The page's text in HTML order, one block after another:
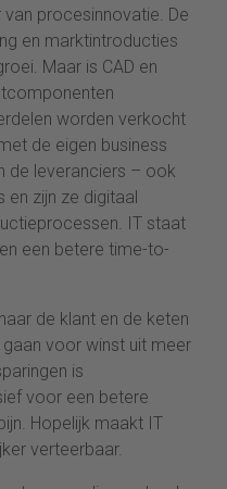
procesinnovatie. De
en marktintroducties
Maar is CAD en
worden verkocht
de eigen business
de leveranciers – ook
en zijn ze digitaal
IT staat
een betere time-to-
de klant en de keten
voor winst uit meer
is
voor een betere
Hopelijk maakt IT
verteerbaar.